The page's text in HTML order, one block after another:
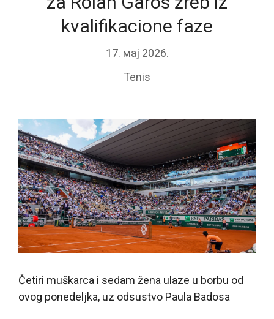
kvalifikacione faze
17. мај 2026.
Tenis
Četiri muškarca i sedam žena ulaze u borbu od
ovog ponedeljka, uz odsustvo Paula Badosa